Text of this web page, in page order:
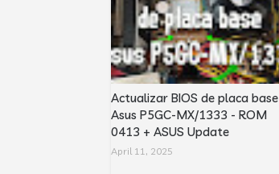
Actualizar BIOS de placa base
Asus P5GC-MX/1333 - ROM
0413 + ASUS Update
April 11, 2025